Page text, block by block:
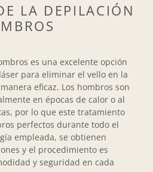
LA DEPILACIÓN
es una excelente opción
para eliminar el vello en la
eficaz. Los hombros son
en épocas de calor o al
por lo que este tratamiento
perfectos durante todo el
empleada, se obtienen
y el procedimiento es
y seguridad en cada